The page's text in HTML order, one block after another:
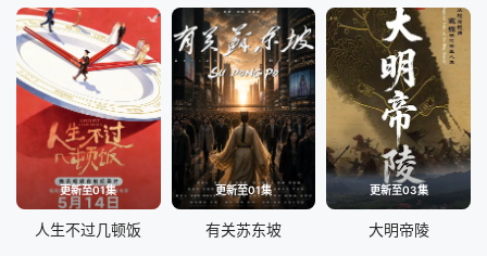
更新至01集
人生不过几顿饭
更新至01集
有关苏东坡
更新至03集
大明帝陵